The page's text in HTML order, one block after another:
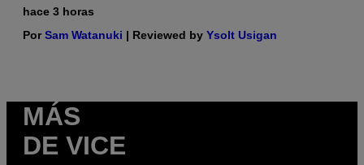
hace 3 horas
PorSam Watanuki | Reviewed by Ysolt Usigan
MÁS
DE VICE